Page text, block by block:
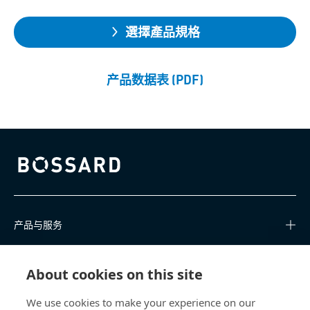
About cookies on this site
We use cookies to make your experience on our
選擇產品規格
产品数据表 (PDF)
Bossard homepage
产品与服务